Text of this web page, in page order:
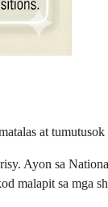
at
Ayon sa
malapit sa mga